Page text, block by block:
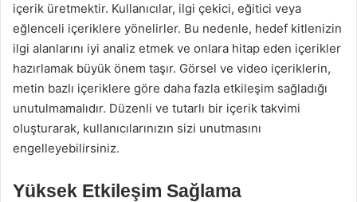
içerik üretmektir. Kullanıcılar, ilgi çekici, eğitici veya
eğlenceli içeriklere yönelirler. Bu nedenle, hedef kitlenizin
ilgi alanlarını iyi analiz etmek ve onlara hitap eden içerikler
hazırlamak büyük önem taşır. Görsel ve video içeriklerin,
metin bazlı içeriklere göre daha fazla etkileşim sağladığı
unutulmamalıdır. Düzenli ve tutarlı bir içerik takvimi
oluşturarak, kullanıcılarınızın sizi unutmasını
engelleyebilirsiniz.
Yüksek Etkileşim Sağlama